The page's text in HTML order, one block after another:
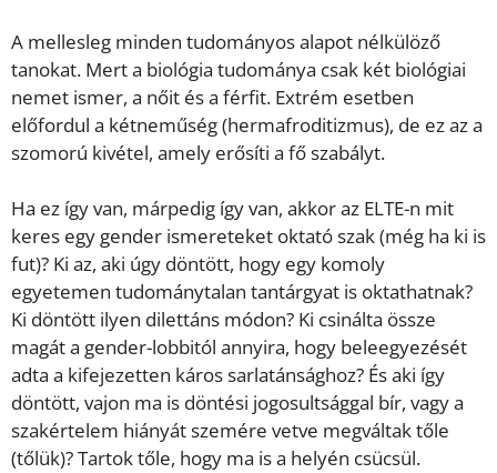
A mellesleg minden tudományos alapot nélkülöző
tanokat. Mert a biológia tudománya csak két biológiai
nemet ismer, a nőit és a férfit. Extrém esetben
előfordul a kétneműség (hermafroditizmus), de ez az a
szomorú kivétel, amely erősíti a fő szabályt.
Ha ez így van, márpedig így van, akkor az ELTE-n mit
keres egy gender ismereteket oktató szak (még ha ki is
fut)? Ki az, aki úgy döntött, hogy egy komoly
egyetemen tudománytalan tantárgyat is oktathatnak?
Ki döntött ilyen dilettáns módon? Ki csinálta össze
magát a gender-lobbitól annyira, hogy beleegyezését
adta a kifejezetten káros sarlatánsághoz? És aki így
döntött, vajon ma is döntési jogosultsággal bír, vagy a
szakértelem hiányát szemére vetve megváltak tőle
(tőlük)? Tartok tőle, hogy ma is a helyén csücsül.